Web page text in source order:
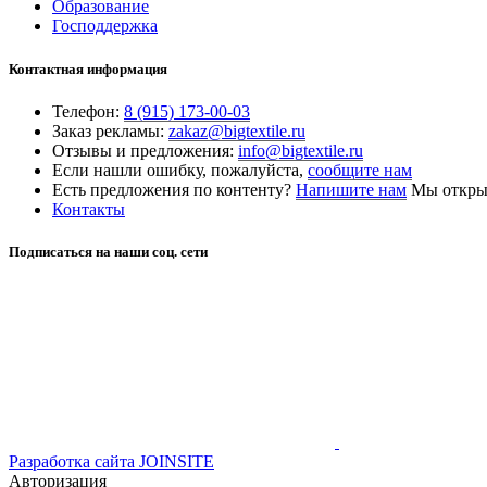
Образование
Господдержка
Контактная информация
Телефон: 8 (915) 173-00-03
Заказ рекламы: zakaz@bigtextile.ru
Отзывы и предложения: info@bigtextile.ru
Если нашли ошибку, пожалуйста, сообщите нам
Есть предложения по контенту? Напишите нам Мы
Контакты
Подписаться на наши соц. сети
Разработка сайта JOINSITE
Авторизация